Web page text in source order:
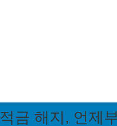
적금 해지, 언제